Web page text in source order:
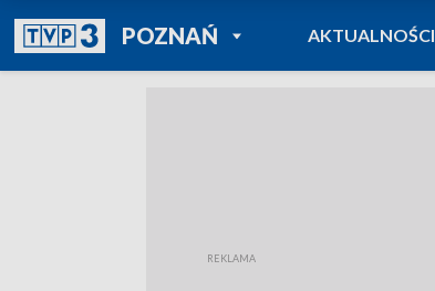
POZNAŃPOWRÓT DO
TVP REGIONY
AKTUALNOŚCI